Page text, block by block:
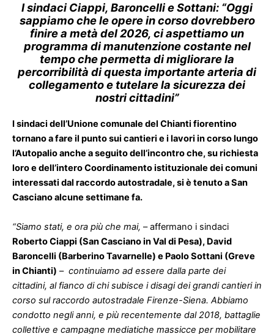
I sindaci Ciappi, Baroncelli e Sottani: “Oggi
sappiamo che le opere in corso dovrebbero
finire a metà del 2026, ci aspettiamo un
programma di manutenzione costante nel
tempo che permetta di migliorare la
percorribilità di questa importante arteria di
collegamento e tutelare la sicurezza dei
nostri cittadini”
I sindaci dell’Unione comunale del Chianti fiorentino
tornano a fare il punto sui cantieri e i lavori in corso lungo
l’Autopalio anche a seguito dell’incontro che, su richiesta
loro e dell’intero Coordinamento istituzionale dei comuni
interessati dal raccordo autostradale, si è tenuto a San
Casciano alcune settimane fa.
“Siamo stati, e ora più che mai, – affermano i sindaci
Roberto Ciappi (San Casciano in Val di Pesa), David
Baroncelli (Barberino Tavarnelle) e Paolo Sottani (Greve
in Chianti) – continuiamo ad essere dalla parte dei
cittadini, al fianco di chi subisce i disagi dei grandi cantieri in
corso sul raccordo autostradale Firenze-Siena. Abbiamo
condotto negli anni, e più recentemente dal 2018, battaglie
collettive e campagne mediatiche massicce per mobilitare